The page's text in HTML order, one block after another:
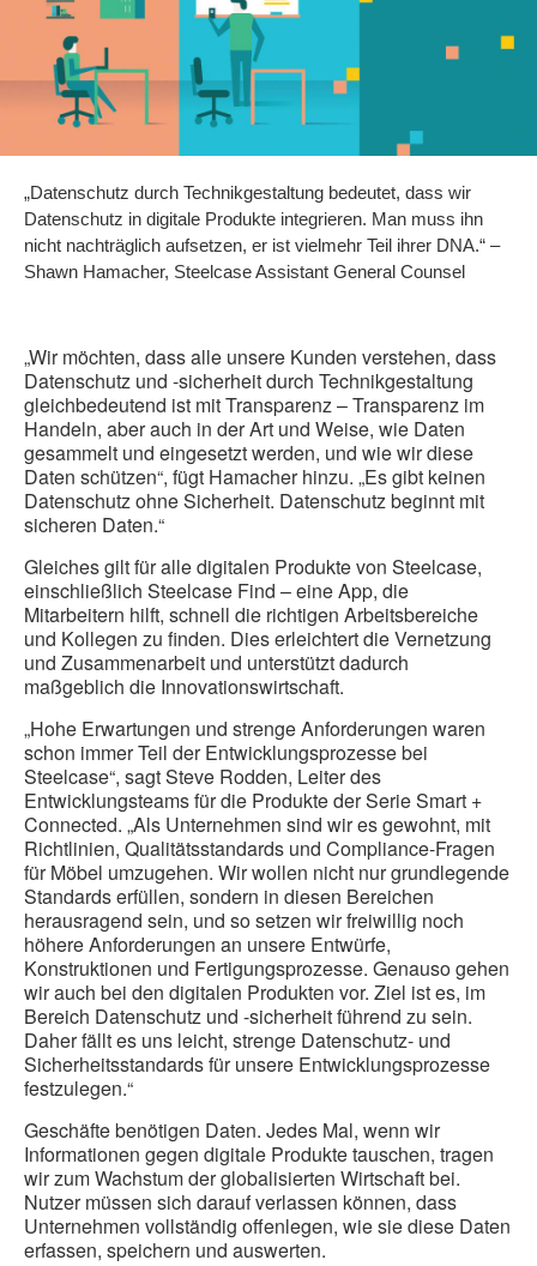
„Datenschutz durch Technikgestaltung bedeutet, dass wir
Datenschutz in digitale Produkte integrieren. Man muss ihn
nicht nachträglich aufsetzen, er ist vielmehr Teil ihrer DNA.“ –
Shawn Hamacher, Steelcase Assistant General Counsel
„Wir möchten, dass alle unsere Kunden verstehen, dass
Datenschutz und -sicherheit durch Technikgestaltung
gleichbedeutend ist mit Transparenz – Transparenz im
Handeln, aber auch in der Art und Weise, wie Daten
gesammelt und eingesetzt werden, und wie wir diese
Daten schützen“, fügt Hamacher hinzu. „Es gibt keinen
Datenschutz ohne Sicherheit. Datenschutz beginnt mit
sicheren Daten.“
Gleiches gilt für alle digitalen Produkte von Steelcase,
einschließlich Steelcase Find – eine App, die
Mitarbeitern hilft, schnell die richtigen Arbeitsbereiche
und Kollegen zu finden. Dies erleichtert die Vernetzung
und Zusammenarbeit und unterstützt dadurch
maßgeblich die Innovationswirtschaft.
„Hohe Erwartungen und strenge Anforderungen waren
schon immer Teil der Entwicklungsprozesse bei
Steelcase“, sagt Steve Rodden, Leiter des
Entwicklungsteams für die Produkte der Serie Smart +
Connected. „Als Unternehmen sind wir es gewohnt, mit
Richtlinien, Qualitätsstandards und Compliance-Fragen
für Möbel umzugehen. Wir wollen nicht nur grundlegende
Standards erfüllen, sondern in diesen Bereichen
herausragend sein, und so setzen wir freiwillig noch
höhere Anforderungen an unsere Entwürfe,
Konstruktionen und Fertigungsprozesse. Genauso gehen
wir auch bei den digitalen Produkten vor. Ziel ist es, im
Bereich Datenschutz und -sicherheit führend zu sein.
Daher fällt es uns leicht, strenge Datenschutz- und
Sicherheitsstandards für unsere Entwicklungsprozesse
festzulegen.“
Geschäfte benötigen Daten. Jedes Mal, wenn wir
Informationen gegen digitale Produkte tauschen, tragen
wir zum Wachstum der globalisierten Wirtschaft bei.
Nutzer müssen sich darauf verlassen können, dass
Unternehmen vollständig offenlegen, wie sie diese Daten
erfassen, speichern und auswerten.